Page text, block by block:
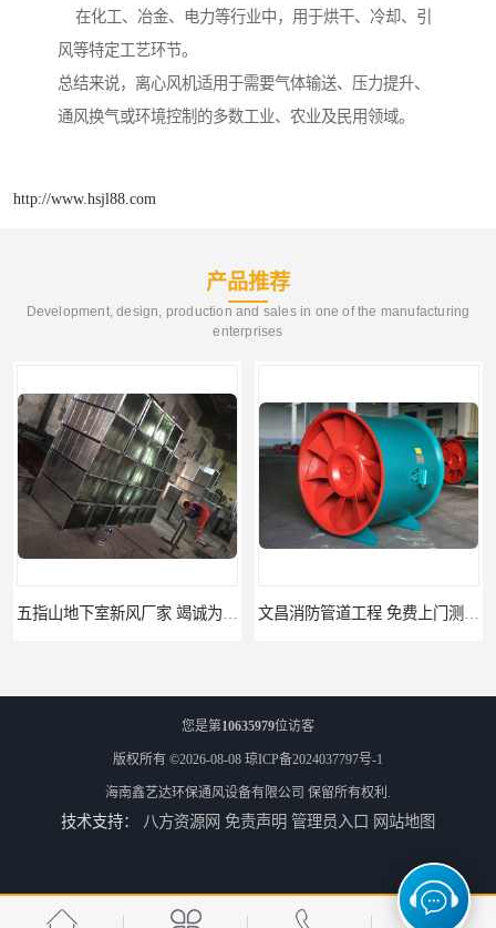
在化工、冶金、电力等行业中，用于烘干、冷却、引
风等特定工艺环节。
总结来说，离心风机适用于需要气体输送、压力提升、
通风换气或环境控制的多数工业、农业及民用领域。
http://www.hsjl88.com
产品推荐
Development, design, production and sales in one of the manufacturing
enterprises
五指山地下室新风厂家 竭诚为您服务 文昌消防管道工程 免费上门测量设计
临高县消防排烟工程 竭诚为您服务 免费上门测量设计 屯昌县消防排烟辅材
您是第10635979位访客
版权所有 ©2026-08-08 琼ICP备2024037797号-1
海南鑫艺达环保通风设备有限公司 保留所有权利.
技术支持： 八方资源网 免责声明 管理员入口 网站地图